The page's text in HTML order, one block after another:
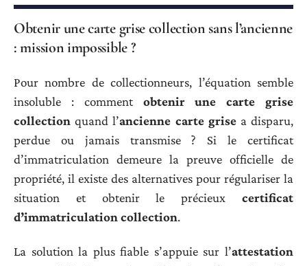
Obtenir une carte grise collection sans l’ancienne
: mission impossible ?
Pour nombre de collectionneurs, l’équation semble
insoluble : comment obtenir une carte grise
collection quand l’ancienne carte grisea disparu,
perdue ou jamais transmise ? Si le certificat
d’immatriculation demeure la preuve officielle de
propriété, il existe des alternatives pour régulariser la
situation et obtenir le précieux certificat
d’immatriculation collection.
La solution la plus fiable s’appuie sur l’attestation